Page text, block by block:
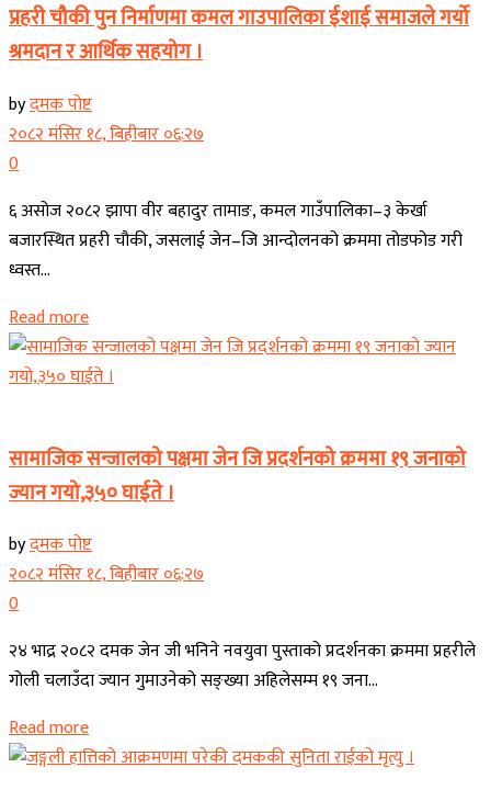
प्रहरी चौकी पुन निर्माणमा कमल गाउपालिका ईशाई समाजले गर्यो
श्रमदान र आर्थिक सहयोग ।
byदमक पोष्ट
२०८२ मंसिर १८, बिहीबार ०६:२७
0
६ असोज २०८२ झापा वीर बहादुर तामाङ, कमल गाउँपालिका–३ केर्खा
बजारस्थित प्रहरी चौकी, जसलाई जेन–जि आन्दोलनको क्रममा तोडफोड गरी
ध्वस्त...
Read more
सामाजिक सन्जालको पक्षमा जेन जि प्रदर्शनको क्रममा १९ जनाको
ज्यान गयो,३५० घाईते ।
byदमक पोष्ट
२०८२ मंसिर १८, बिहीबार ०६:२७
0
२४ भाद्र २०८२ दमक जेन जी भनिने नवयुवा पुस्ताको प्रदर्शनका क्रममा प्रहरीले
गोली चलाउँदा ज्यान गुमाउनेको सङ्ख्या अहिलेसम्म १९ जना...
Read more